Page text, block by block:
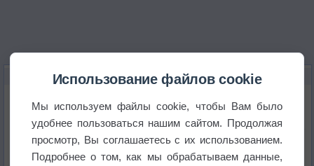
НОВОЕ О ПОГОДЕ
Приложение построит маршрут через тень
Использование файлов cookie
Мы используем файлы cookie, чтобы Вам было
удобнее пользоваться нашим сайтом. Продолжая
просмотр, Вы соглашаетесь с их использованием.
Подробнее о том, как мы обрабатываем данные,